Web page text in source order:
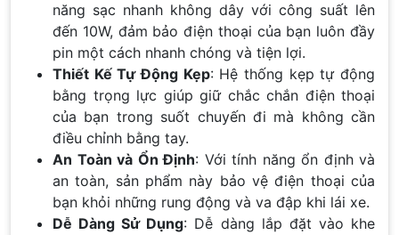
năng sạc nhanh không dây với công suất lên
đến 10W, đảm bảo điện thoại của bạn luôn đầy
pin một cách nhanh chóng và tiện lợi.
Thiết Kế Tự Động Kẹp: Hệ thống kẹp tự động
bằng trọng lực giúp giữ chắc chắn điện thoại
của bạn trong suốt chuyến đi mà không cần
điều chỉnh bằng tay.
An Toàn và Ổn Định: Với tính năng ổn định và
an toàn, sản phẩm này bảo vệ điện thoại của
bạn khỏi những rung động và va đập khi lái xe.
Dễ Dàng Sử Dụng: Dễ dàng lắp đặt vào khe